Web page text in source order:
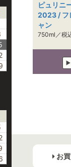
ピュリニ
2023 / フ
ャン
750ml／税
お買